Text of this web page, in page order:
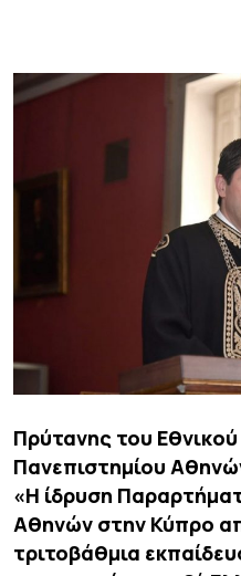
Πρύτανης του
Πανεπιστημίου
«Η ίδρυση
Αθηνών στην Κύπρο
τριτοβάθμια